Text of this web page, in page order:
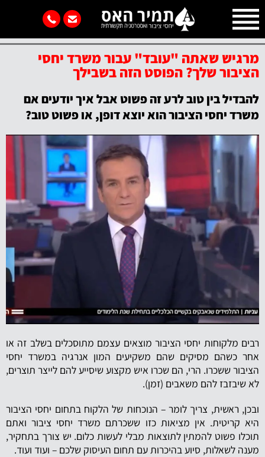
מאמרי יחסי ציבור
מרגיש שאתה "עובד" עבור משרד יחסי
הציבור שלך? הפוסט הזה בשבילך
להבדיל בין טוב לרע זה פשוט אבל איך יודעים אם
משרד יחסי הציבור הוא יוצא דופן, או פשוט טוב?
רבים מלקוחות יחסי הציבור מוצאים עצמם מתוסכלים בשלב זה או
אחר כשהם מסיקים שהם משקיעים המון אנרגיה במשרד יחסי
הציבור ששכרו. הרי, הם שכרו איש מקצוע שיסייע להם לייצר תוצרים,
לא שיבזבז להם משאבים (זמן).
ובכן, ראשית, צריך לומר – הנוכחות של הלקוח בתחום יחסי הציבור
היא קריטית. אין מציאות כזו ששכרתם משרד יחסי ציבור ואתם
תוכלו פשוט להמתין לתוצאות מבלי לעשות כלום. יש צורך בתחקיר,
מענה לשאלות, סיוע בהיכרות עם תחום העיסוק שלכם – ועוד ועוד.